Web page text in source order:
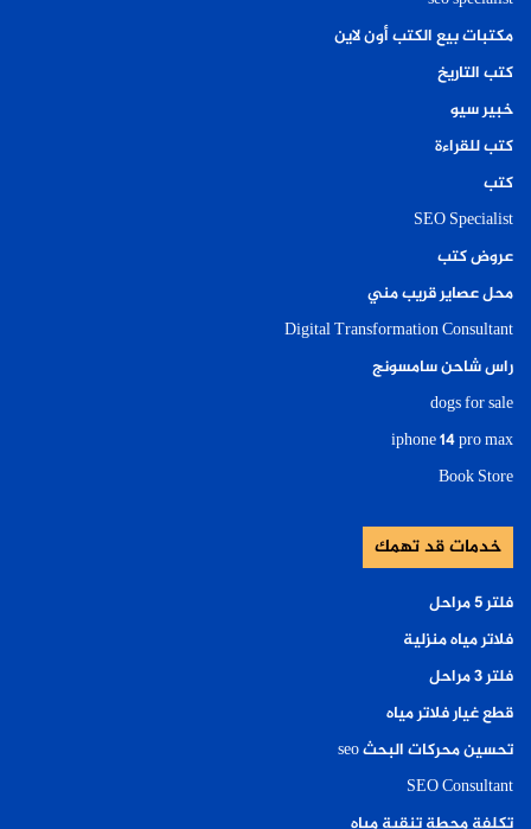
مكتبات بيع الكتب أون لاين
كتب التاريخ
خبير سيو
كتب للقراءة
كتب
SEO Specialist
عروض كتب
محل عصاير قريب مني
Digital Transformation Consultant
راس شاحن سامسونج
dogs for sale
iphone 14 pro max
Book Store
خدمات قد تهمك
فلتر ٥ مراحل
فلاتر مياه منزلية
فلتر ٣ مراحل
قطع غيار فلاتر مياه
تحسين محركات البحث seo
SEO Consultant